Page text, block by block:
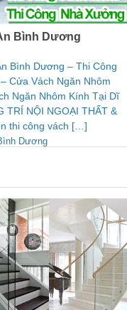
Bình Dương
Bình Dương – Thi Công
Cửa Vách Ngăn Nhôm
Ngăn Nhôm Kính Tại Dĩ
TRÍ NỘI NGOẠI THẤT &
thi công vách […]
Dương